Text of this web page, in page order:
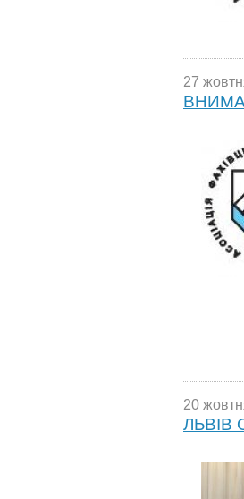
27
20
ЛЬВІВ